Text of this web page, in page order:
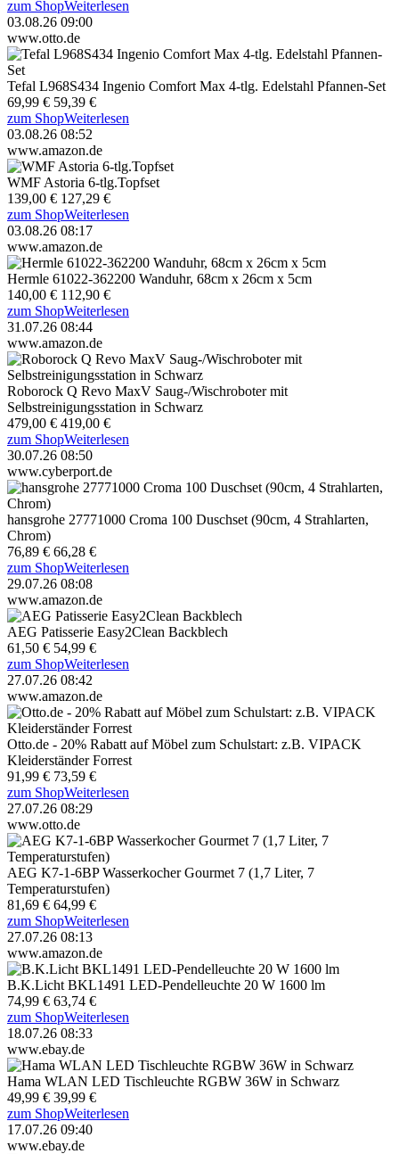
zum ShopWeiterlesen
03.08.26 09:00
www.otto.de
Tefal L968S434 Ingenio Comfort Max 4-tlg. Edelstahl Pfannen-Set
69,99 € 59,39 €
zum ShopWeiterlesen
03.08.26 08:52
www.amazon.de
WMF Astoria 6-tlg.Topfset
139,00 € 127,29 €
zum ShopWeiterlesen
03.08.26 08:17
www.amazon.de
Hermle 61022-362200 Wanduhr, 68cm x 26cm x 5cm
140,00 € 112,90 €
zum ShopWeiterlesen
31.07.26 08:44
www.amazon.de
Roborock Q Revo MaxV Saug-/Wischroboter mit
Selbstreinigungsstation in Schwarz
479,00 € 419,00 €
zum ShopWeiterlesen
30.07.26 08:50
www.cyberport.de
hansgrohe 27771000 Croma 100 Duschset (90cm, 4 Strahlarten,
Chrom)
76,89 € 66,28 €
zum ShopWeiterlesen
29.07.26 08:08
www.amazon.de
AEG Patisserie Easy2Clean Backblech
61,50 € 54,99 €
zum ShopWeiterlesen
27.07.26 08:42
www.amazon.de
Otto.de - 20% Rabatt auf Möbel zum Schulstart: z.B. VIPACK
Kleiderständer Forrest
91,99 € 73,59 €
zum ShopWeiterlesen
27.07.26 08:29
www.otto.de
AEG K7-1-6BP Wasserkocher Gourmet 7 (1,7 Liter, 7
Temperaturstufen)
81,69 € 64,99 €
zum ShopWeiterlesen
27.07.26 08:13
www.amazon.de
B.K.Licht BKL1491 LED-Pendelleuchte 20 W 1600 lm
74,99 € 63,74 €
zum ShopWeiterlesen
18.07.26 08:33
www.ebay.de
Hama WLAN LED Tischleuchte RGBW 36W in Schwarz
49,99 € 39,99 €
zum ShopWeiterlesen
17.07.26 09:40
www.ebay.de